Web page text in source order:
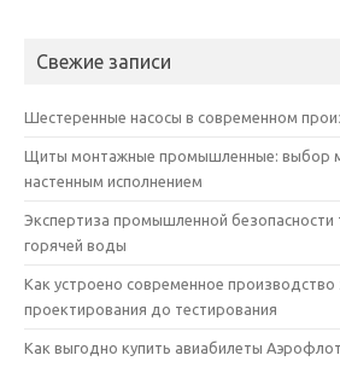
Свежие записи
Шестеренные насосы в современном
Щиты монтажные промышленные: выбор
настенным исполнением
Экспертиза промышленной
горячей воды
Как устроено современное производство
проектирования до тестирования
Как выгодно купить авиабилеты